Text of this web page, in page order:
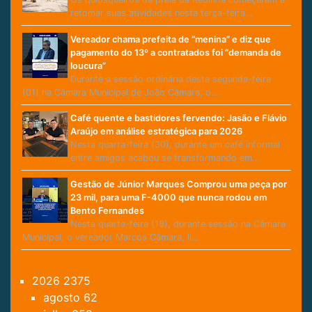
retomar suas atividades nesta terça-feira…
Vereador chama prefeita de “menina” e diz que
pagamento do 13º a contratados foi “demanda de
loucura”
Durante a sessão ordinária desta segunda-feira
(01) na Câmara Municipal de João Câmara, o…
Café quente e bastidores fervendo: Jasão e Flávio
Araújo em análise estratégica para 2026
Nesta quarta-feira (30), durante um café informal
entre amigos acabou se transformando em…
Gestão de Júnior Marques Comprou uma peça por
23 mil, para uma F-4000 que nunca rodou em
Bento Fernandes
Nesta quarta-feira (18), durante sessão na Câmara
Municipal, o vereador Marcos Câmara, lí…
2026 2375
agosto 62